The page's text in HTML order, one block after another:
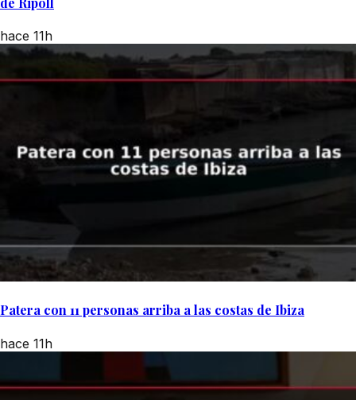
hace 11h
Patera con 11 personas arriba a las costas de Ibiza
hace 11h